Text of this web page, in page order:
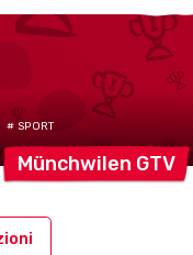
# SPORT
Münchwilen GTV